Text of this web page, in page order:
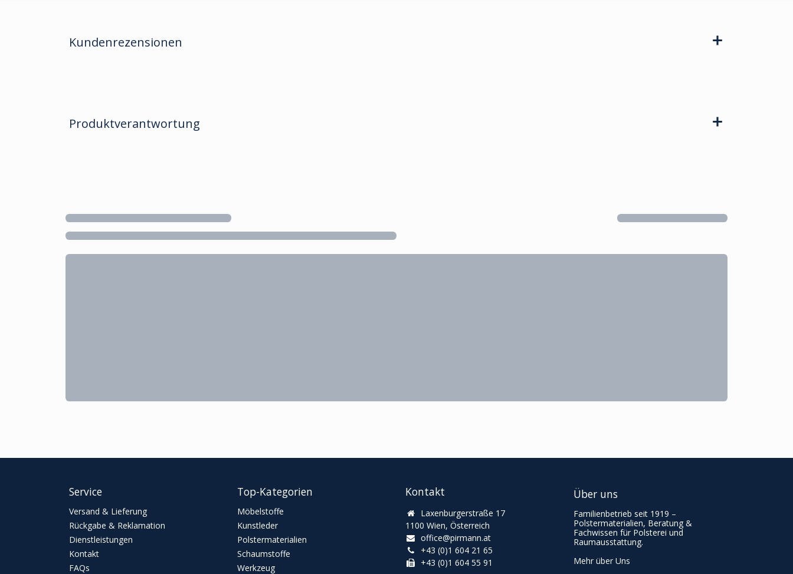
Kundenrezensionen
Produktverantwortung
Service
Versand & Lieferung
Rückgabe & Reklamation
Dienstleistungen
Kontakt
FAQs
Top-Kategorien
Möbelstoffe
Kunstleder
Polstermaterialien
Schaumstoffe
Werkzeug
Kontakt
Laxenburgerstraße 17
1100 Wien, Österreich
office@pirmann.at
+43 (0)1 604 21 65
+43 (0)1 604 55 91
Über uns
Familienbetrieb seit 1919 –
Polstermaterialien, Beratung &
Fachwissen für Polsterei und
Raumausstattung.
Mehr über Uns